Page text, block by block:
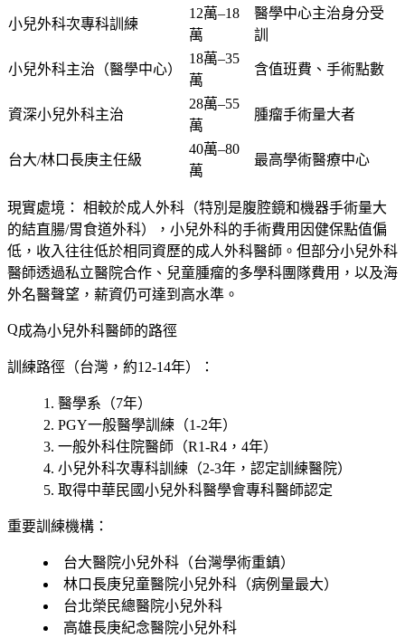
小兒外科次專科訓練
12萬–18
萬
醫學中心主治身分受
訓
小兒外科主治（醫學中心）
18萬–35
萬
含值班費、手術點數
資深小兒外科主治
28萬–55
萬
腫瘤手術量大者
台大/林口長庚主任級
40萬–80
萬
最高學術醫療中心
現實處境： 相較於成人外科（特別是腹腔鏡和機器手術量大
的結直腸/胃食道外科），小兒外科的手術費用因健保點值偏
低，收入往往低於相同資歷的成人外科醫師。但部分小兒外科
醫師透過私立醫院合作、兒童腫瘤的多學科團隊費用，以及海
外名醫聲望，薪資仍可達到高水準。
成為小兒外科醫師的路徑
訓練路徑（台灣，約12-14年）：
醫學系（7年）
PGY一般醫學訓練（1-2年）
一般外科住院醫師（R1-R4，4年）
小兒外科次專科訓練（2-3年，認定訓練醫院）
取得中華民國小兒外科醫學會專科醫師認定
重要訓練機構：
台大醫院小兒外科（台灣學術重鎮）
林口長庚兒童醫院小兒外科（病例量最大）
台北榮民總醫院小兒外科
高雄長庚紀念醫院小兒外科